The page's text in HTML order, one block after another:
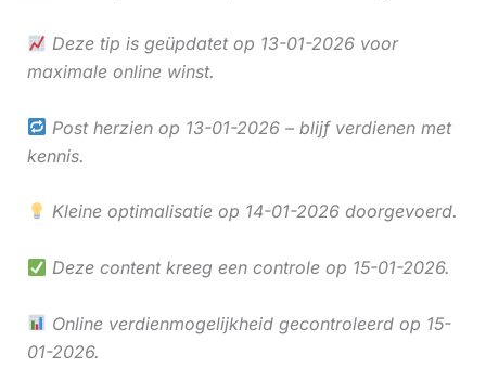
Deze tip is geüpdatet op 13-01-2026 voor
maximale online winst.
Post herzien op 13-01-2026 – blijf verdienen met
kennis.
Kleine optimalisatie op 14-01-2026 doorgevoerd.
Deze content kreeg een controle op 15-01-2026.
Online verdienmogelijkheid gecontroleerd op 15-
01-2026.